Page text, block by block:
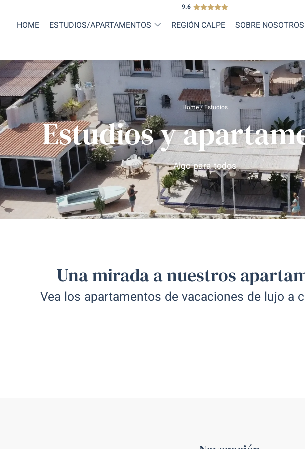
9.6
HOME ESTUDIOS/APARTAMENTOS REGIÓN CALPE SOBRE NOSOTROS
Home/Estudios
Estudios y
Algo para todos
Una mirada a nuestros
Vea los apartamentos de vacaciones de lujo a
información, incluidas fotografías del
Con vistas al
2 personas.